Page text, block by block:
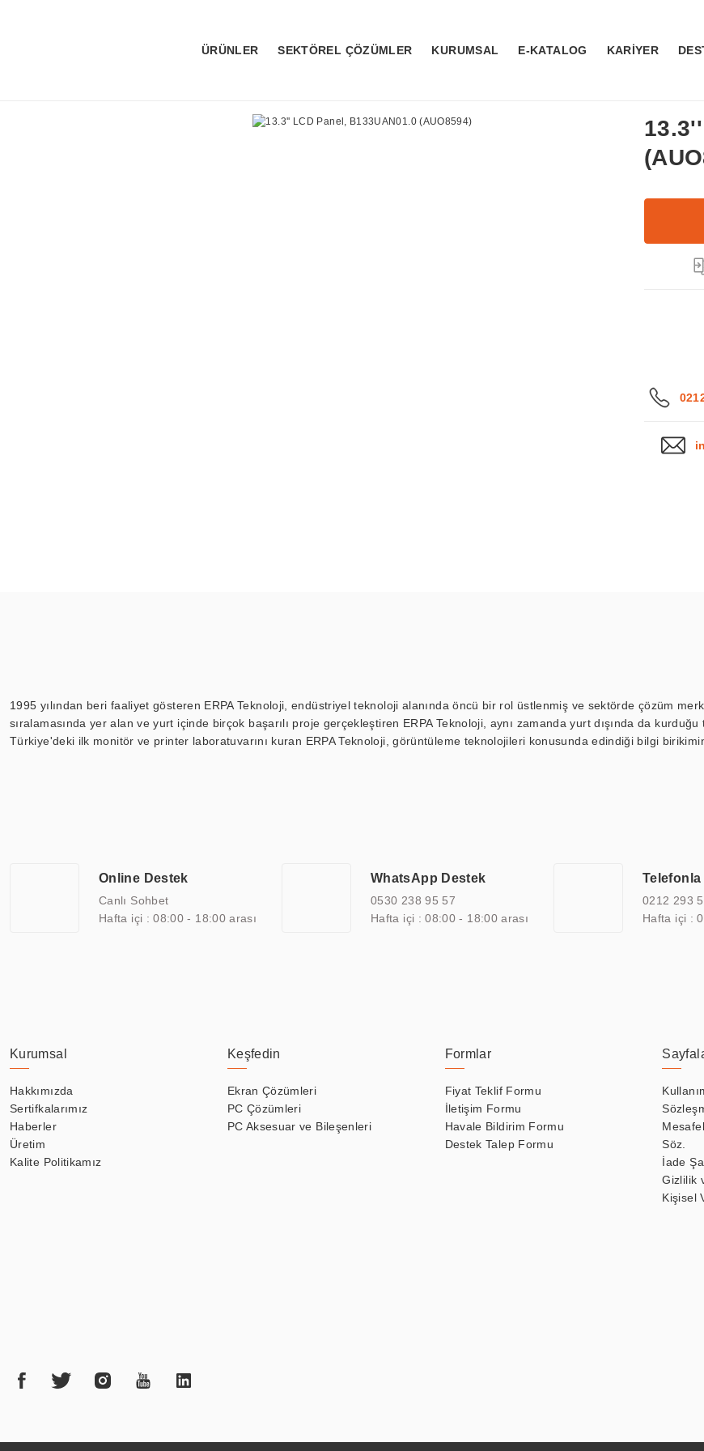
ÜRÜNLER SEKTÖREL ÇÖZÜMLER KURUMSAL E-KATALOG KARİYER
1995 yılından beri faaliyet gösteren ERPA Teknoloji, endüstriyel teknoloji alanında öncü bir rol üstlenmiş ve sektörde çözüm
sıralamasında yer alan ve yurt içinde birçok başarılı proje gerçekleştiren ERPA Teknoloji, aynı zamanda yurt dışında da
Türkiye'deki ilk monitör ve printer laboratuvarını kuran ERPA Teknoloji, görüntüleme teknolojileri konusunda edindiği bilgi
arasında yer almaktadır. ERPA Teknoloji, uluslararası standartlarda kalite belgelerine ve sertifikalara sahip olup, etik değerlere
yılların getirdiği bilgi ve tecrübe ile birleştiren ERPA Teknoloji, özel çözümleri ile iş ortaklarının öne çıkmasına ve sürekli
Online Destek
Canlı Sohbet
Hafta içi : 08:00 - 18:00 arası
WhatsApp Destek
0530 238 95 57
Hafta içi : 08:00 - 18:00 arası
Telefonla
0212 293
Hafta içi :
Kurumsal
Hakkımızda
Sertifkalarımız
Haberler
Üretim
Kalite Politikamız
Keşfedin
Ekran Çözümleri
PC Çözümleri
PC Aksesuar ve Bileşenleri
Formlar
Fiyat Teklif Formu
İletişim Formu
Havale Bildirim Formu
Destek Talep Formu
Söz.
İade
Gizlilik
Kişisel